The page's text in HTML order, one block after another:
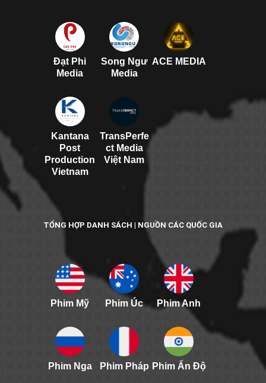
Đạt Phi
Media
Song Ngư
Media
ACE MEDIA
Kantana
Post
Production
Vietnam
TransPerfe
ct Media
Việt Nam
TỔNG HỢP DANH SÁCH | NGUỒN CÁC QUỐC GIA
Phim Mỹ Phim Úc Phim Anh
Phim Nga Phim Pháp Phim Ấn Độ